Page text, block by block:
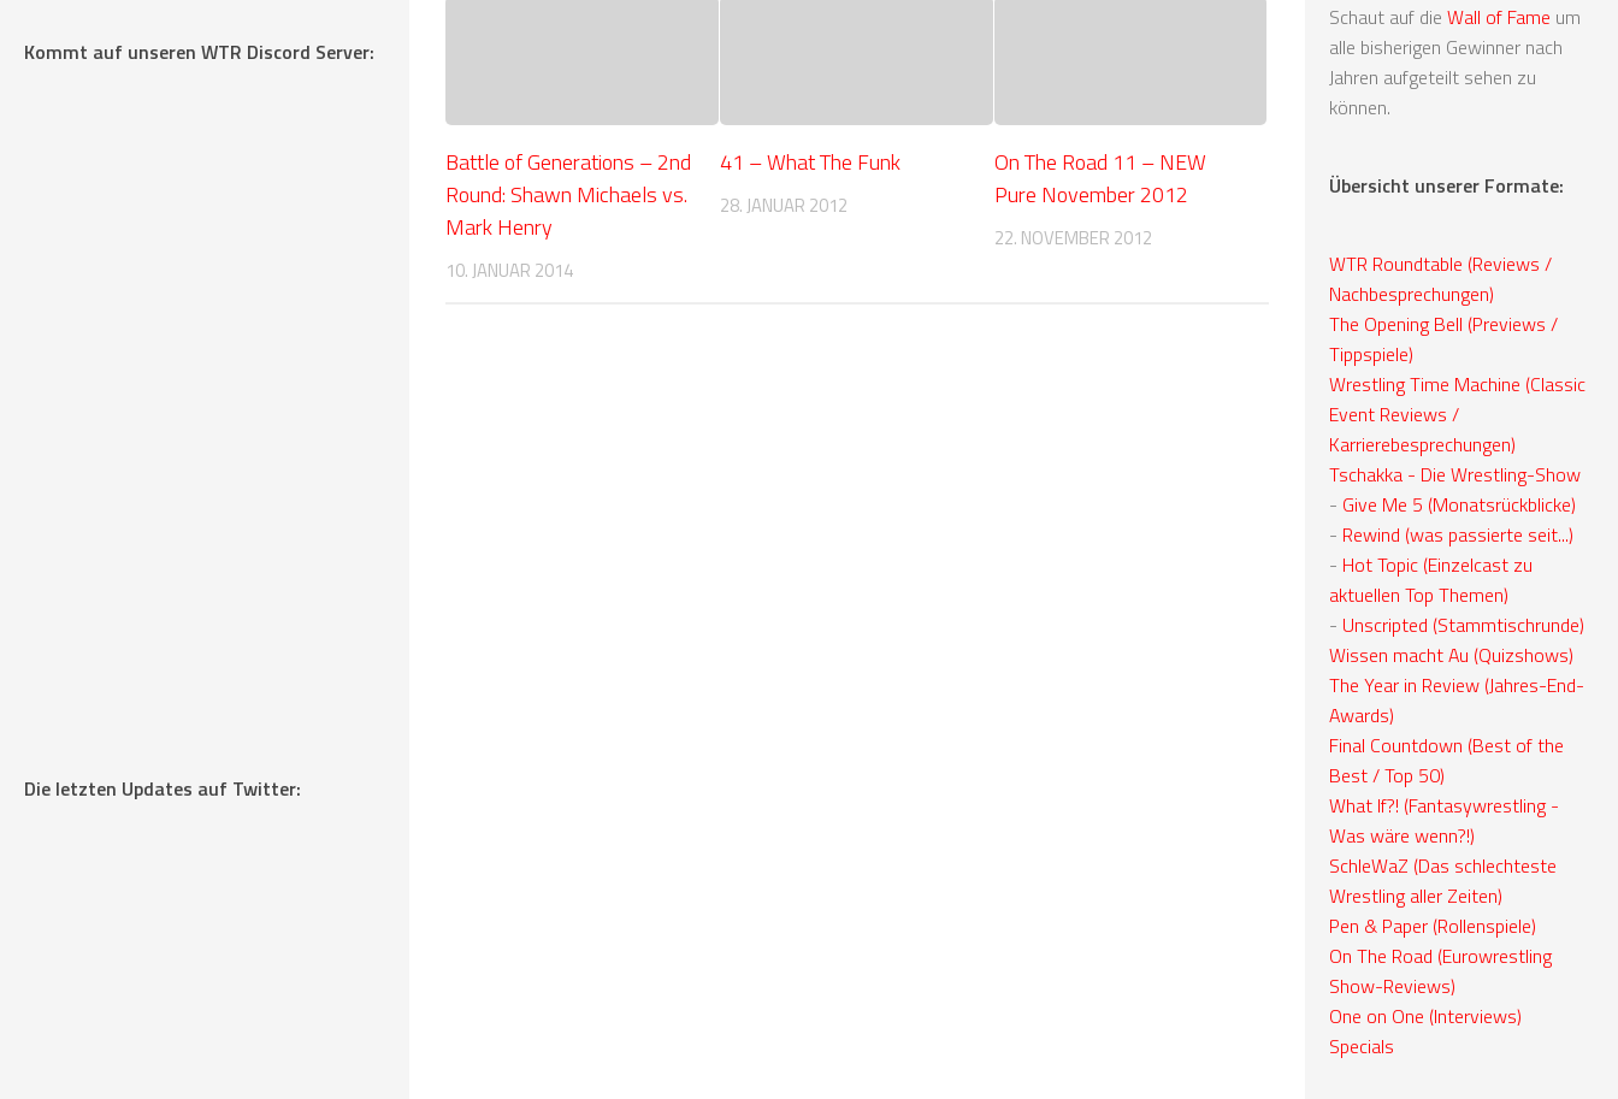
Battle of Generations – 2nd
Round: Shawn Michaels vs.
Mark Henry
10. JANUAR 2014
41 – What The Funk
28. JANUAR 2012
On The Road 11 – NEW
Pure November 2012
22. NOVEMBER 2012
Kommt auf unseren WTR Discord Server:
Die letzten Updates auf Twitter:
Schaut auf die Wall of Fame um
alle bisherigen Gewinner nach
Jahren aufgeteilt sehen zu
können.
Übersicht unserer Formate:
WTR Roundtable (Reviews /
Nachbesprechungen)
The Opening Bell (Previews /
Tippspiele)
Wrestling Time Machine (Classic
Event Reviews /
Karrierebesprechungen)
Tschakka - Die Wrestling-Show
- Give Me 5 (Monatsrückblicke)
- Rewind (was passierte seit...)
- Hot Topic (Einzelcast zu
aktuellen Top Themen)
- Unscripted (Stammtischrunde)
Wissen macht Au (Quizshows)
The Year in Review (Jahres-End-
Awards)
Final Countdown (Best of the
Best / Top 50)
What If?! (Fantasywrestling -
Was wäre wenn?!)
SchleWaZ (Das schlechteste
Wrestling aller Zeiten)
Pen & Paper (Rollenspiele)
On The Road (Eurowrestling
Show-Reviews)
One on One (Interviews)
Specials